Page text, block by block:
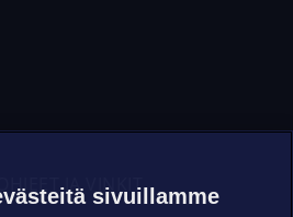
OHJEET JA VINKITsivuillamme